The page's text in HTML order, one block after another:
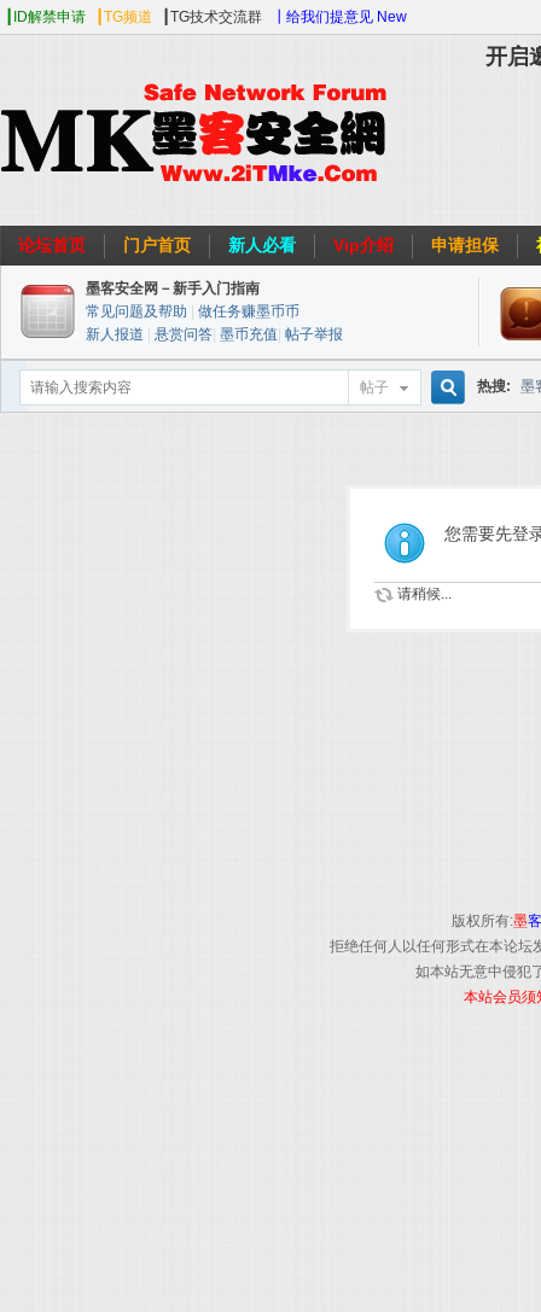
┃ID解禁申请 ┃TG频道 ┃TG技术交流群 ┃给我们提意见 New
开启
论坛首页 门户首页 新人必看 Vip介绍 申请担保
墨客安全网－新手入门指南
常见问题及帮助
做任务赚墨币币
新人报道
悬赏问答 墨币充值 帖子举报
帖子 热搜: 墨
您需要先登
请稍候...
版权所有:墨客
拒绝任何人以任何形式在本论坛
如本站无意中侵犯
本站会员须